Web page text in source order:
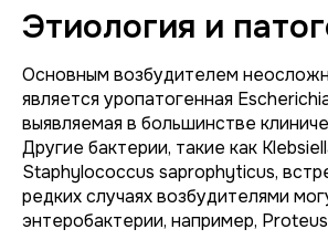
Этиология и
Основным возбудителем
является уропатогенная
выявляемая в большинстве
Другие бактерии, такие как
Staphylococcus saprophyticus,
редких случаях возбудителями
энтеробактерии, например,